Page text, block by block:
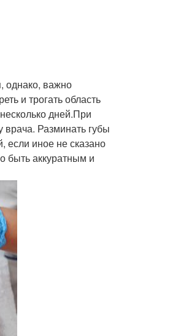
однако, важно
и трогать область
дней.При
врача. Разминать губы
если иное не сказано
быть аккуратным и